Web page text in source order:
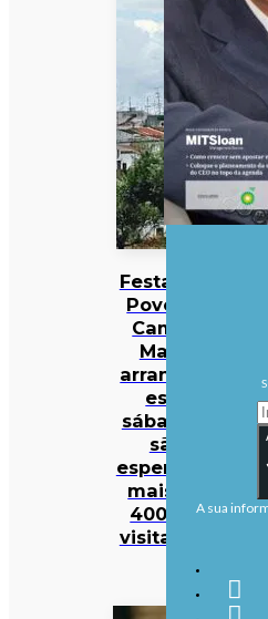
Festas do
Povo de
Campo
Maior
arrancam
este
sábado e
são
esperados
mais de
400 mil
visitantes
A sua